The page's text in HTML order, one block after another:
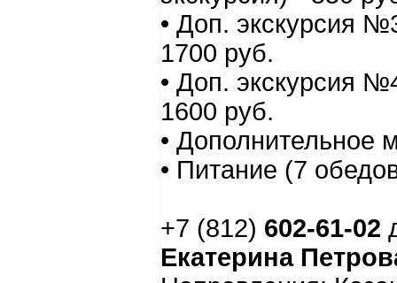
• Доп. экскурсия
1700 руб.
• Доп. экскурсия
1600 руб.
• Дополнительное
• Питание (7
+7 (812) 602-61-02
Екатерина